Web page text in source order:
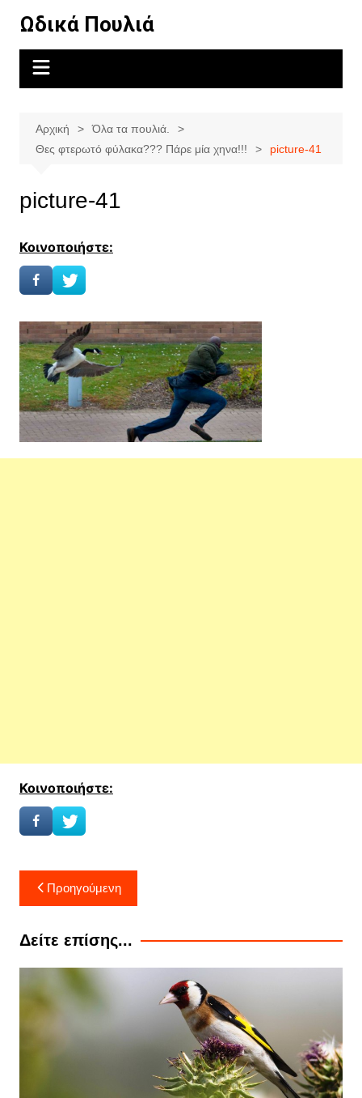
περιεχόμενο
Ωδικά Πουλιά
Αρχική
Όλα τα πουλιά.
Θες φτερωτό φύλακα??? Πάρε μία χηνα!!!
picture-41
picture-41
Κοινοποιήστε:
Κοινοποιήστε:
Πλοήγηση
άρθρων
Προηγούμενη
Δείτε επίσης...